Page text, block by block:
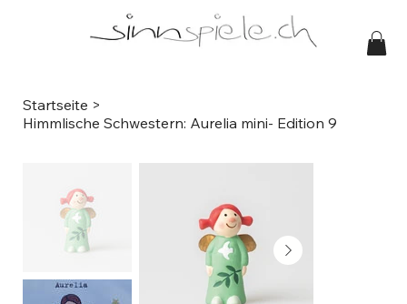
Startseite >
Himmlische Schwestern: Aurelia mini- Edition 9